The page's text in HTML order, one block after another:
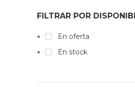
FILTRAR POR
En oferta
En stock